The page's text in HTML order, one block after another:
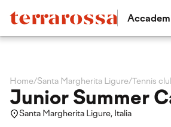
Home/Santa Margherita Ligure/Tennis
Junior Summer
Santa Margherita Ligure, Italia